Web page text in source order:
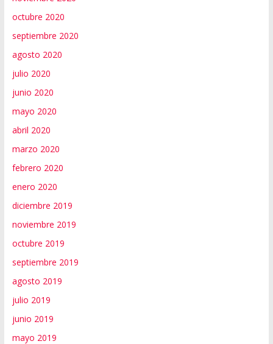
octubre 2020
septiembre 2020
agosto 2020
julio 2020
junio 2020
mayo 2020
abril 2020
marzo 2020
febrero 2020
enero 2020
diciembre 2019
noviembre 2019
octubre 2019
septiembre 2019
agosto 2019
julio 2019
junio 2019
mayo 2019